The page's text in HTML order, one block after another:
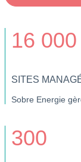
16 000
SITES
Sobre Energie
300